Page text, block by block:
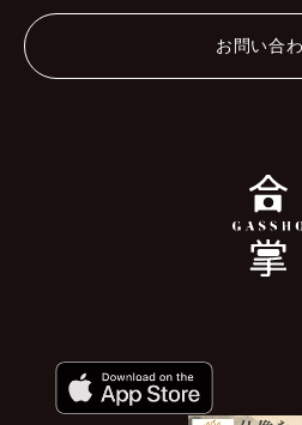
お問い合